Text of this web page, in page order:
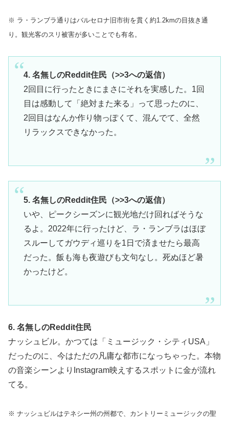
※ ラ・ランブラ通りはバルセロナ旧市街を貫く約1.2kmの目抜き通
り。観光客のスリ被害が多いことでも有名。
4. 名無しのReddit住民（>>3への返信）
2回目に行ったときにまさにそれを実感した。1回
目は感動して「絶対また来る」って思ったのに、
2回目はなんか作り物っぽくて、混んでて、全然
リラックスできなかった。
5. 名無しのReddit住民（>>3への返信）
いや、ピークシーズンに観光地だけ回ればそうな
るよ。2022年に行ったけど、ラ・ランブラはほぼ
スルーしてガウディ巡りを1日で済ませたら最高
だった。飯も海も夜遊びも文句なし。死ぬほど暑
かったけど。
6. 名無しのReddit住民
ナッシュビル。かつては「ミュージック・シティUSA」
だったのに、今はただの凡庸な都市になっちゃった。本物
の音楽シーンよりInstagram映えするスポットに金が流れ
てる。
※ ナッシュビルはテネシー州の州都で、カントリーミュージックの聖